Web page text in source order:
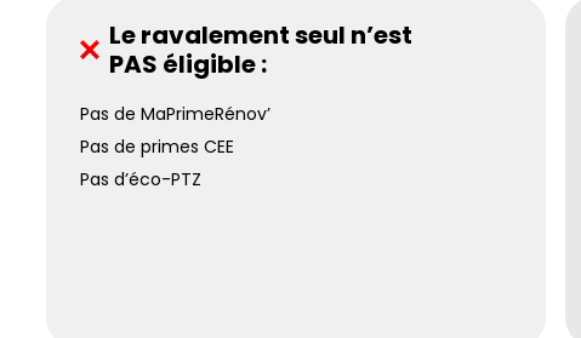
Le ravalement seul n’est
PAS éligible :
Pas de MaPrimeRénov’
Pas de primes CEE
Pas d’éco-PTZ